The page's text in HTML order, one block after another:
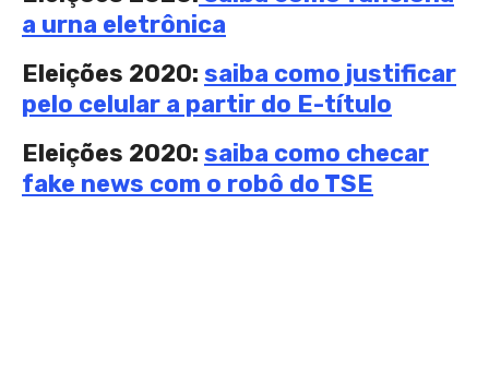
a urna eletrônica
Eleições 2020: saiba como justificar
pelo celular a partir do E-título
Eleições 2020: saiba como checar
fake news com o robô do TSE